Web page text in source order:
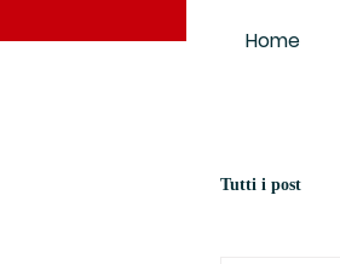
Home
Tutti i post